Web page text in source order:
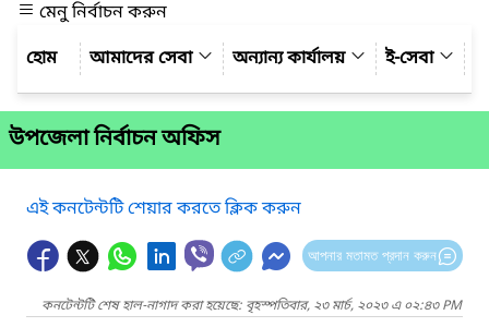
মেনু নির্বাচন করুন
আমাদের সেবা
অন্যান্য কার্যালয় ই-সেবা
উপজেলা নির্বাচন অফিস
এই কনটেন্টটি শেয়ার করতে ক্লিক করুন
আপনার মতামত প্রদান করুন
কনটেন্টটি শেষ হাল-নাগাদ করা হয়েছে: বৃহস্পতিবার, ২৩ মার্চ, ২০২৩ এ ০২:৪৩ PM